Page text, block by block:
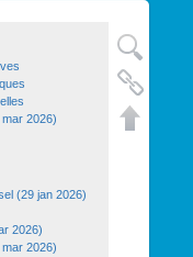
2026)
(29 jan 2026)
2026)
2026)